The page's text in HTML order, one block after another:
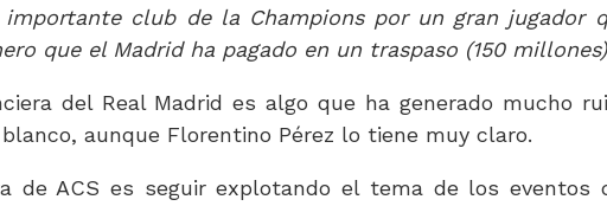
club de la Champions por un gran jugador
que el Madrid ha pagado en un traspaso (150 millones)
del Real Madrid es algo que ha generado mucho
aunque Florentino Pérez lo tiene muy claro.
de ACS es seguir explotando el tema de los eventos